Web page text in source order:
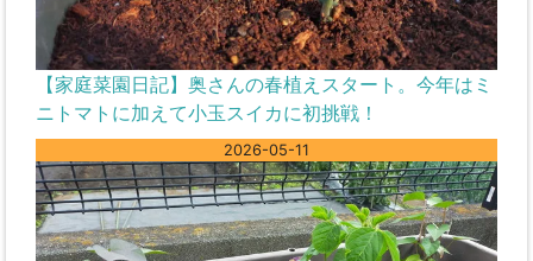
【家庭菜園日記】奥さんの春植えスタート。今年はミ
ニトマトに加えて小玉スイカに初挑戦！
2026-05-11